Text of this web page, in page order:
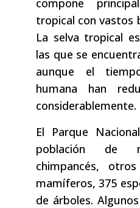
compone
tropical con vastos
La selva tropical
las que se
aunque el
humana han
considerablemente.
El Parque
población de
chimpancés,
mamíferos, 375
de árboles.